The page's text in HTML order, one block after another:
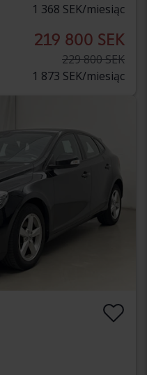
1 368 SEK/miesiąc
219 800 SEK
229 800 SEK
1 873 SEK/miesiąc